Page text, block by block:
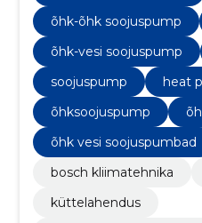
õhk-õhk soojuspump
õhk-vesi soojuspump
soojuspump
heat
õhksoojuspump
õhk vesi soojuspumbad
bosch kliimatehnika
küttelahendus